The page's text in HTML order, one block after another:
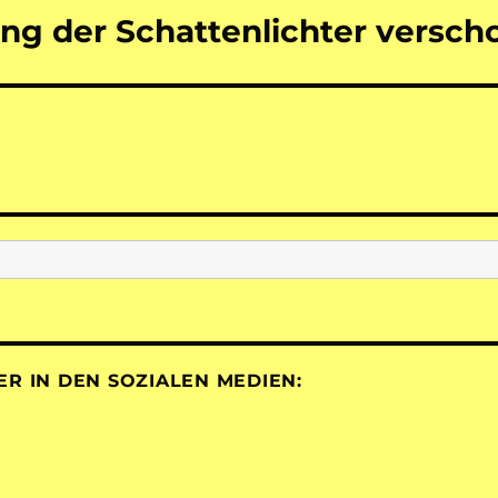
der Schattenlichter
IN DEN SOZIALEN MEDIEN: